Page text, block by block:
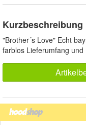
Kurzbeschreibung
"Brother´s Love" Echt
farblos Lieferumfang